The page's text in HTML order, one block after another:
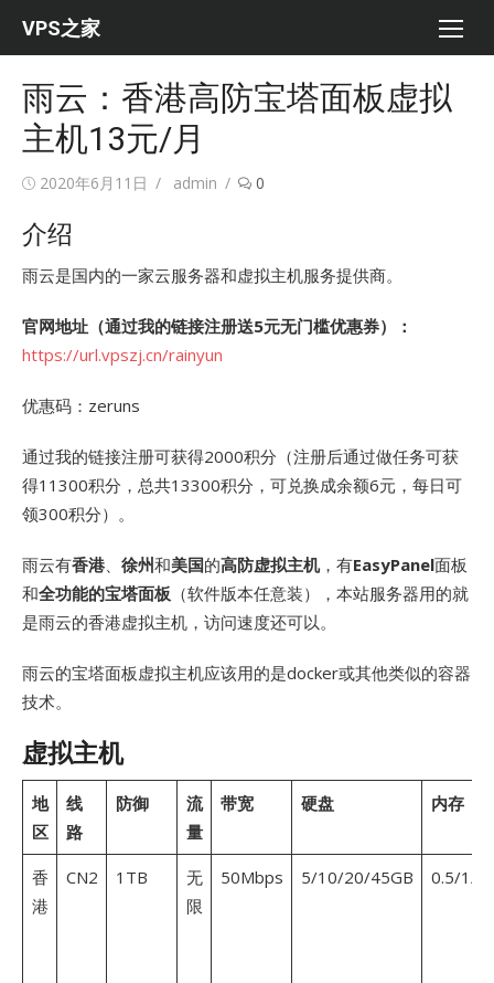
VPS之家
雨云：香港高防宝塔面板虚拟
主机13元/月
Posted
2020年6月11日 Author
admin 0
介绍
雨云是国内的一家云服务器和虚拟主机服务提供商。
官网地址（通过我的链接注册送5元无门槛优惠券）：
https://url.vpszj.cn/rainyun
优惠码：zeruns
通过我的链接注册可获得2000积分（注册后通过做任务可获
得11300积分，总共13300积分，可兑换成余额6元，每日可
领300积分）。
雨云有香港、 徐州和美国的高防虚拟主机，有EasyPanel面板
和全功能的宝塔面板 （软件版本任意装），本站服务器用的就
是雨云的香港虚拟主机，访问速度还可以。
雨云的宝塔面板虚拟主机应该用的是docker或其他类似的容器
技术。
虚拟主机
地
区
线
路
防御
流
量
带宽 硬盘 内存
香
港
CN2 1TB
无
限
50Mbps 5/10/20/45GB 0.5/1/